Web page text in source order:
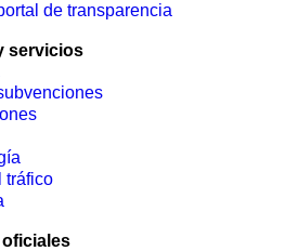
de transparencia
servicios
tráfico